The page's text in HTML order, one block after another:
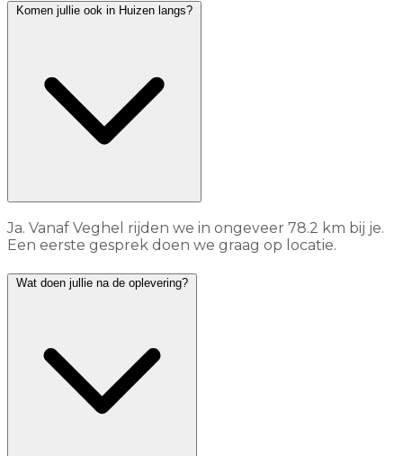
Komen jullie ook in Huizen langs?
Ja. Vanaf Veghel rijden we in ongeveer 78.2 km bij je.
Een eerste gesprek doen we graag op locatie.
Wat doen jullie na de oplevering?